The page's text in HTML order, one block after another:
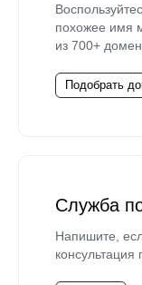
похожее имя
из 700+
Подобрать
Служба
Напишите,
консультация